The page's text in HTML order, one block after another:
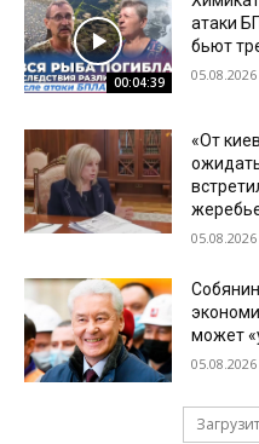
00:04:39
атаки
бьют
05.08.2026
«От
05.08.2026
может
05.08.2026